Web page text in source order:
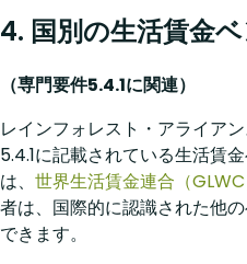
4. 国別の生活賃金
（専門要件5.4.1に関連）
レインフォレスト・アライア
5.4.1に記載されている生活賃
は、 世界生活賃金連合（GLWC
者は、国際的に認識された他
できます。